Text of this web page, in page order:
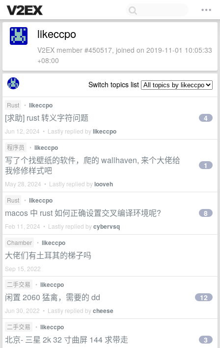
likeccpo
V2EX member #450517, joined on 2019-11-01 10:05:33
+08:00
Switch topics list
Rust • likeccpo
[求助] rust 转义字符问题
Jun 12, 2024 • Lastly replied bylikeccpo
4
程序员 • likeccpo
写了个找壁纸的软件，爬的 wallhaven, 来个大佬给
我修修样式吧
May 28, 2024 • Lastly replied bylooveh
1
Rust • likeccpo
macos 中 rust 如何正确设置交叉编译环境呢?
Feb 11, 2024 • Lastly replied bycybervsq
8
Chamber • likeccpo
大佬们有土耳其的梯子吗
Sep 15, 2022
二手交易
• likeccpo
闲置 2060 猛禽，需要的 dd
Jun 30, 2022 • Lastly replied bycheese
12
二手交易 • likeccpo
北京- 三星 2k 32 寸曲屏 144 求带走 3